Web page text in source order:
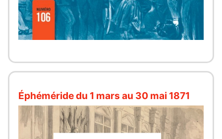
Éphéméride du 1 mars au 30 mai 1871